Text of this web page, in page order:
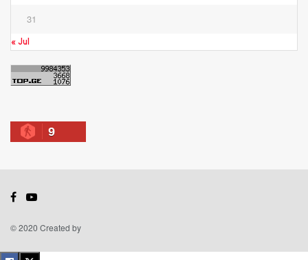
31
« Jul
9
© 2020 Created by